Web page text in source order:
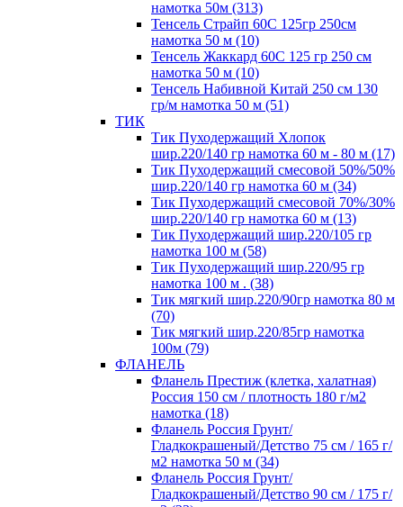
намотка 50м (313)
Тенсель Страйп 60С 125гр 250см
намотка 50 м (10)
Тенсель Жаккард 60С 125 гр 250 см
намотка 50 м (10)
Тенсель Набивной Китай 250 см 130
гр/м намотка 50 м (51)
ТИК
Тик Пуходержащий Хлопок
шир.220/140 гр намотка 60 м - 80 м (17)
Тик Пуходержащий смесовой 50%/50%
шир.220/140 гр намотка 60 м (34)
Тик Пуходержащий смесовой 70%/30%
шир.220/140 гр намотка 60 м (13)
Тик Пуходержащий шир.220/105 гр
намотка 100 м (58)
Тик Пуходержащий шир.220/95 гр
намотка 100 м . (38)
Тик мягкий шир.220/90гр намотка 80 м
(70)
Тик мягкий шир.220/85гр намотка
100м (79)
ФЛАНЕЛЬ
Фланель Престиж (клетка, халатная)
Россия 150 см / плотность 180 г/м2
намотка (18)
Фланель Россия Грунт/
Гладкокрашеный/Детство 75 см / 165 г/
м2 намотка 50 м (34)
Фланель Россия Грунт/
Гладкокрашеный/Детство 90 см / 175 г/